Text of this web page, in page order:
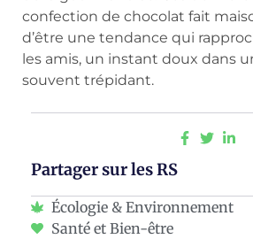
confection de chocolat fait
d’être une tendance qui
les amis, un instant doux dans
souvent trépidant.
Partager sur les RS
Écologie & Environnement
Santé et Bien-être